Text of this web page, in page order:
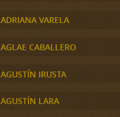
ADRIANA VARELA
AGLAE CABALLERO
AGUSTÍN IRUSTA
AGUSTÍN LARA